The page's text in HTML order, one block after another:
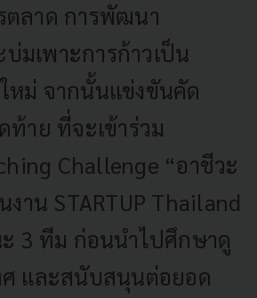
ตลาด การพัฒนา
มเพาะการก้าวเป็น
หม่ จากนั้นแข่งขันคัด
ท้าย ที่จะเข้าร่วม
Challenge “อาชีวะ
งาน STARTUP Thailand
3 ทีม ก่อนนำไปศึกษาดู
ศ และสนับสนุนต่อยอด